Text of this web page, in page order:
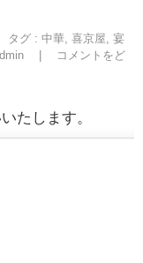
タグ : 中華, 喜京屋, 宴
コメントをど
たします。